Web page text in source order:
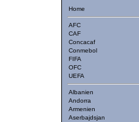
Home
AFC
CAF
Concacaf
Conmebol
FIFA
OFC
UEFA
Albanien
Andorra
Armenien
Aserbajdsjan